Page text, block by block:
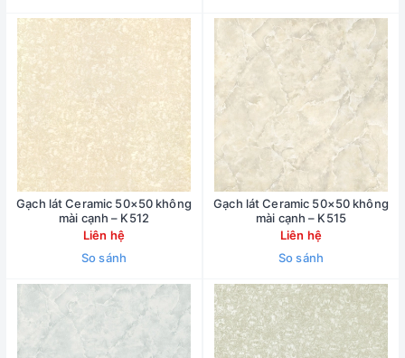
Gạch lát Ceramic 50×50 không
mài cạnh – K512
Liên hệ
So sánh
Gạch lát Ceramic 50×50 không
mài cạnh – K515
Liên hệ
So sánh